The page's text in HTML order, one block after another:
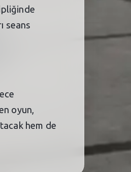
seans
oyun,
hem de